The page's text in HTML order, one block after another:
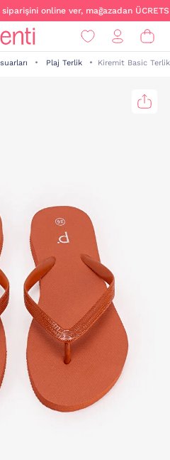
online ver, mağazadan
Plaj Terlik Kiremit Basic Terlik